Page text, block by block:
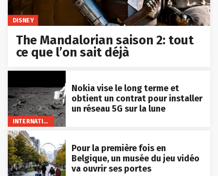
DISNEY
The Mandalorian saison 2: tout
ce que l’on sait déjà
INTERNATIONAL
Nokia vise le long terme et
obtient un contrat pour installer
un réseau 5G sur la lune
Pour la première fois en
Belgique, un musée du jeu vidéo
va ouvrir ses portes